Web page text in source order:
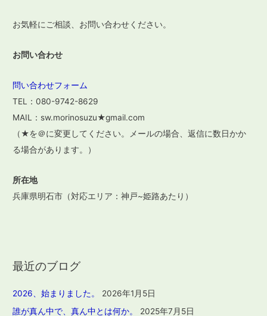
お気軽にご相談、お問い合わせください。
お問い合わせ
問い合わせフォーム
TEL：080-9742-8629
MAIL：sw.morinosuzu★gmail.com
（★を＠に変更してください。メールの場合、返信に数日かか
る場合があります。）
所在地
兵庫県明石市（対応エリア：神戸~姫路あたり）
最近のブログ
2026、始まりました。
2026年1月5日
誰が真ん中で、真ん中とは何か。
2025年7月5日